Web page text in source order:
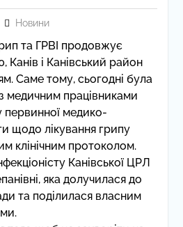
Новини
та ГРВІ продовжує
Канів і Канівський район
Саме тому, сьогодні була
медичним працівниками
первинної медико-
щодо лікування грипу
клінічним протоколом.
Канівської ЦРЛ
яка долучилася до
та поділилася власним